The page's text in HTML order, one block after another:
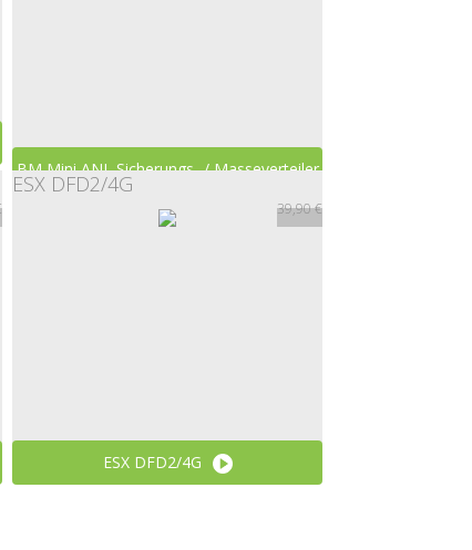
BM Mini ANL Sicherungs- / Masseverteiler
4fach
ESX DFD2/4G
39,90 €
ESX DFD2/4G